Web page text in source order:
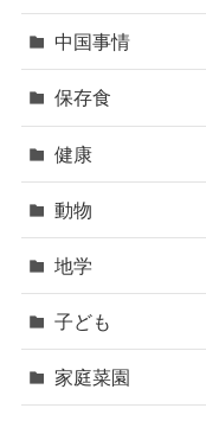
中国事情
保存食
健康
動物
地学
子ども
家庭菜園